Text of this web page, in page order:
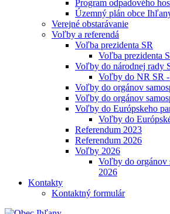
Program odpadového
Územný plán obce
Verejné obstarávanie
Voľby a referendá
Voľba prezidenta SR
Voľba prezidenta
Voľby do národnej rady
Voľby do NR SR
Voľby do orgánov
Voľby do orgánov
Voľby do Európskeho
Voľby do
Referendum 2023
Referendum 2026
Voľby 2026
Voľby do orgánov
2026
Kontakty
Kontaktný formulár